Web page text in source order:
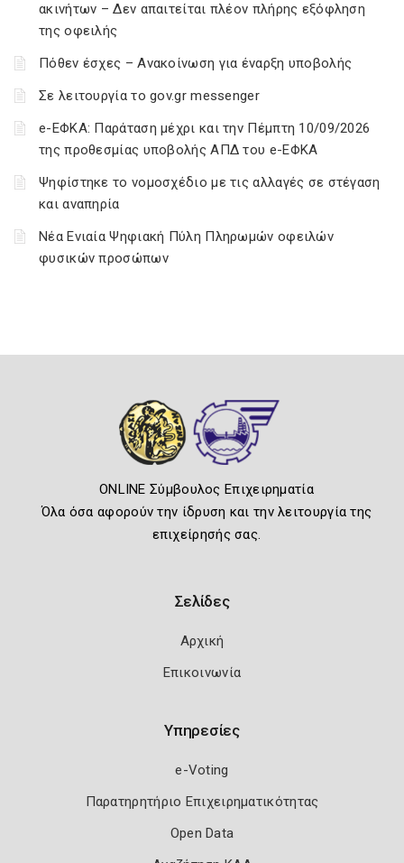
ακινήτων – Δεν απαιτείται πλέον πλήρης εξόφληση
της οφειλής
Πόθεν έσχες – Ανακοίνωση για έναρξη υποβολής
Σε λειτουργία το gov.gr messenger
e-ΕΦΚΑ: Παράταση μέχρι και την Πέμπτη 10/09/2026
της προθεσμίας υποβολής ΑΠΔ του e-ΕΦΚΑ
Ψηφίστηκε το νομοσχέδιο με τις αλλαγές σε στέγαση
και αναπηρία
Νέα Ενιαία Ψηφιακή Πύλη Πληρωμών οφειλών
φυσικών προσώπων
ONLINE Σύμβουλος Επιχειρηματία
Όλα όσα αφορούν την ίδρυση και την λειτουργία της
επιχείρησής σας.
Σελίδες
Αρχική
Επικοινωνία
Υπηρεσίες
e-Voting
Παρατηρητήριο Επιχειρηματικότητας
Open Data